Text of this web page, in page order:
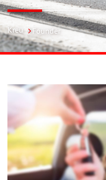
Kreu Founder